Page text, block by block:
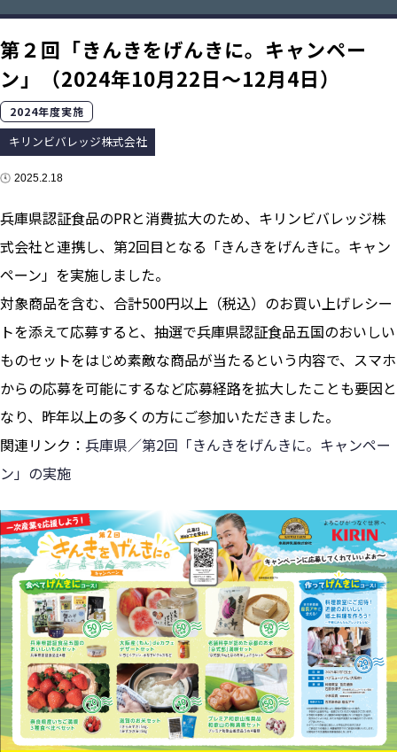
第２回「きんきをげんきに。キャンペー
ン」（2024年10月22日～12月4日）
2024年度実施
キリンビバレッジ株式会社
2025.2.18
兵庫県認証食品のPRと消費拡大のため、キリンビバレッジ株
式会社と連携し、第2回目となる「きんきをげんきに。キャン
ペーン」を実施しました。
対象商品を含む、合計500円以上（税込）のお買い上げレシー
トを添えて応募すると、抽選で兵庫県認証食品五国のおいしい
ものセットをはじめ素敵な商品が当たるという内容で、スマホ
からの応募を可能にするなど応募経路を拡大したことも要因と
なり、昨年以上の多くの方にご参加いただきました。
関連リンク： 兵庫県／第2回「きんきをげんきに。キャンペー
ン」の実施